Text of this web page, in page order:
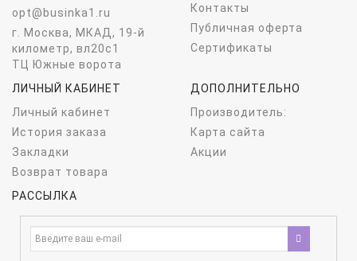
opt@businka1.ru
г. Москва, МКАД, 19-й
километр, вл20с1
ТЦ Южные ворота
Контакты
Публичная оферта
Сертификаты
ЛИЧНЫЙ КАБИНЕТ
Личный кабинет
История заказа
Закладки
Возврат товара
ДОПОЛНИТЕЛЬНО
Производитель:
Карта сайта
Акции
РАССЫЛКА